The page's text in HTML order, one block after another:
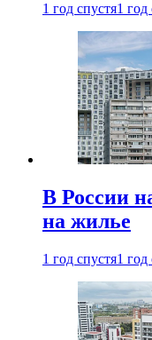
1 год спустя1 год
В России
на жилье
1 год спустя1 год